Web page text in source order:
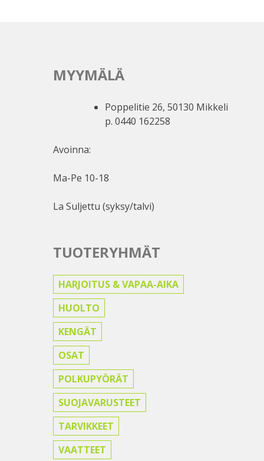
MYYMÄLÄ
Poppelitie 26, 50130 Mikkeli
p. 0440 162258
Avoinna:
Ma-Pe 10-18
La Suljettu (syksy/talvi)
TUOTERYHMÄT
HARJOITUS & VAPAA-AIKA
HUOLTO
KENGÄT
OSAT
POLKUPYÖRÄT
SUOJAVARUSTEET
TARVIKKEET
VAATTEET